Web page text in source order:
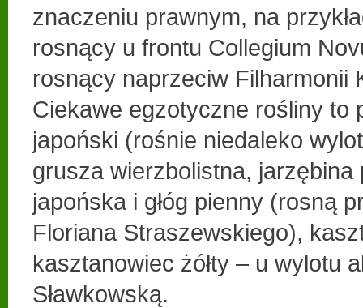
znaczeniu prawnym, na
rosnący u frontu Collegium
rosnący naprzeciw Filharmonii
Ciekawe egzotyczne rośliny to
japoński (rośnie niedaleko
grusza wierzbolistna, jarzębina
japońska i głóg pienny (rosną
Floriana Straszewskiego),
kasztanowiec żółty – u wylotu
Sławkowską.